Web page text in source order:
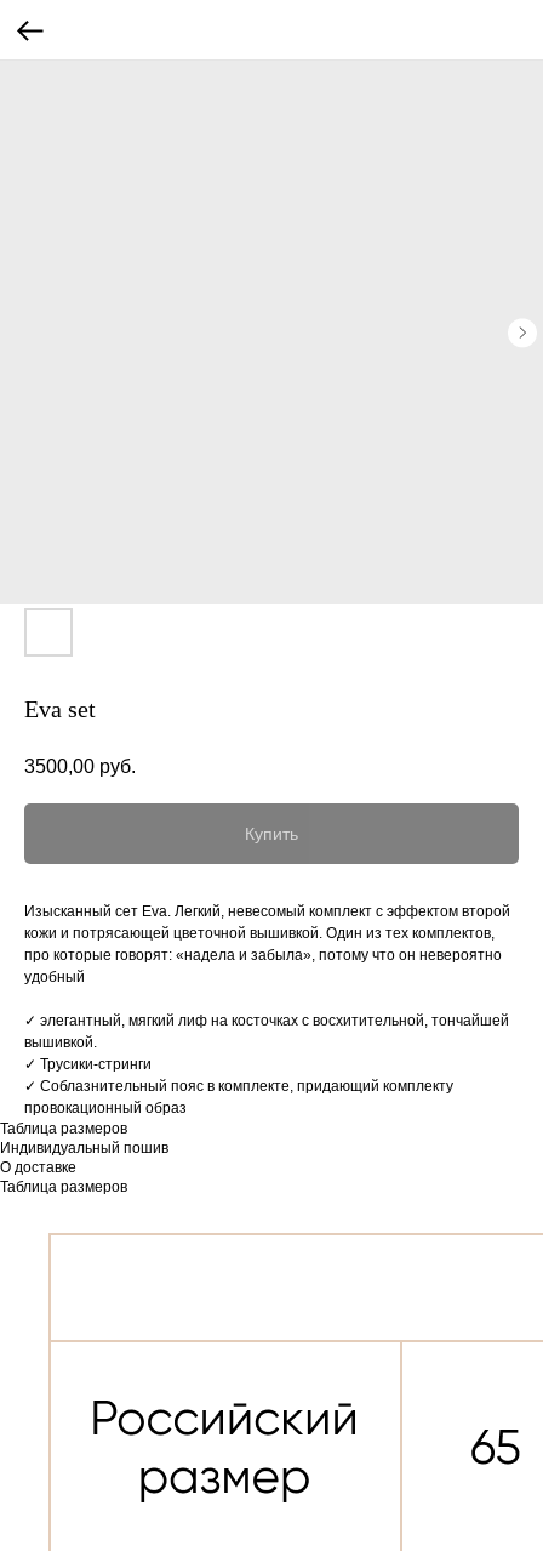
Eva set
3500,00 руб.
Купить
Изысканный сет Eva. Легкий, невесомый комплект с эффектом второй
кожи и потрясающей цветочной вышивкой. Один из тех комплектов,
про которые говорят: «надела и забыла», потому что он невероятно
удобный
✓ элегантный, мягкий лиф на косточках с восхитительной, тончайшей
вышивкой.
✓ Трусики-стринги
✓ Соблазнительный пояс в комплекте, придающий комплекту
провокационный образ
Таблица размеров
Индивидуальный пошив
О доставке
Таблица размеров